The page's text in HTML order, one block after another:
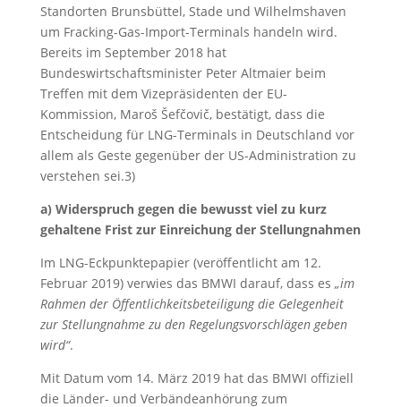
Standorten Brunsbüttel, Stade und Wilhelmshaven
um Fracking-Gas-Import-Terminals handeln wird.
Bereits im September 2018 hat
Bundeswirtschaftsminister Peter Altmaier beim
Treffen mit dem Vizepräsidenten der EU-
Kommission, Maroš Šefčovič, bestätigt, dass die
Entscheidung für LNG-Terminals in Deutschland vor
allem als Geste gegenüber der US-Administration zu
verstehen sei.3)
a) Widerspruch gegen die bewusst viel zu kurz
gehaltene Frist zur Einreichung der Stellungnahmen
Im LNG-Eckpunktepapier (veröffentlicht am 12.
Februar 2019) verwies das BMWI darauf, dass es „im
Rahmen der Öffentlichkeitsbeteiligung die Gelegenheit
zur Stellungnahme zu den Regelungsvorschlägen geben
wird“.
Mit Datum vom 14. März 2019 hat das BMWI offiziell
die Länder- und Verbändeanhörung zum